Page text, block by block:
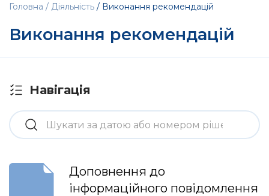
Головна Діяльність Виконання рекомендацій
Виконання рекомендацій
Навігація
Доповнення до
інформаційного повідомлення